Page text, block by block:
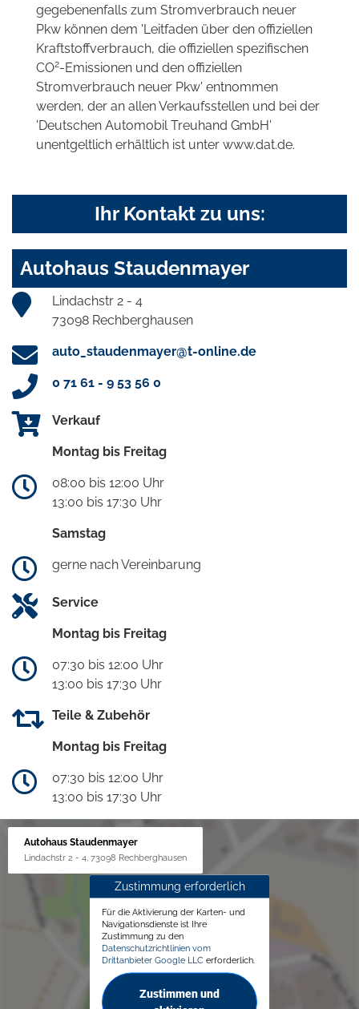
gegebenenfalls zum Stromverbrauch neuer
Pkw können dem 'Leitfaden über den offiziellen
Kraftstoffverbrauch, die offiziellen spezifischen
CO2-Emissionen und den offiziellen
Stromverbrauch neuer Pkw' entnommen
werden, der an allen Verkaufsstellen und bei der
'Deutschen Automobil Treuhand GmbH'
unentgeltlich erhältlich ist unter www.dat.de.
Ihr Kontakt zu uns:
Autohaus Staudenmayer
Lindachstr 2 - 4
73098 Rechberghausen
auto_staudenmayer@t-online.de
0 71 61 - 9 53 56 0
Verkauf
Montag bis Freitag
08:00 bis 12:00 Uhr
13:00 bis 17:30 Uhr
Samstag
gerne nach Vereinbarung
Service
Montag bis Freitag
07:30 bis 12:00 Uhr
13:00 bis 17:30 Uhr
Teile & Zubehör
Montag bis Freitag
07:30 bis 12:00 Uhr
13:00 bis 17:30 Uhr
Autohaus Staudenmayer
Lindachstr 2 - 4, 73098 Rechberghausen
Zustimmung erforderlich
Für die Aktivierung der Karten- und
Navigationsdienste ist Ihre
Zustimmung zu den
Datenschutzrichtlinien vom
Drittanbieter Google LLC erforderlich.
Zustimmen und